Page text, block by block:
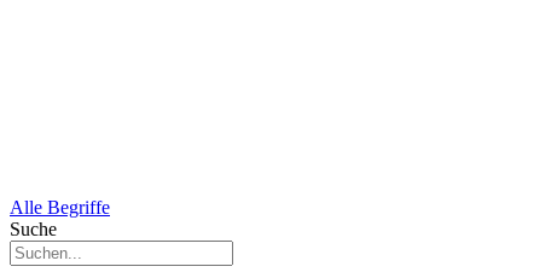
Alle Begriffe
Suche